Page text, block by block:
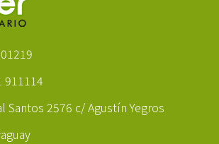
911114
Santos 2576 c/ Agustín Yegros